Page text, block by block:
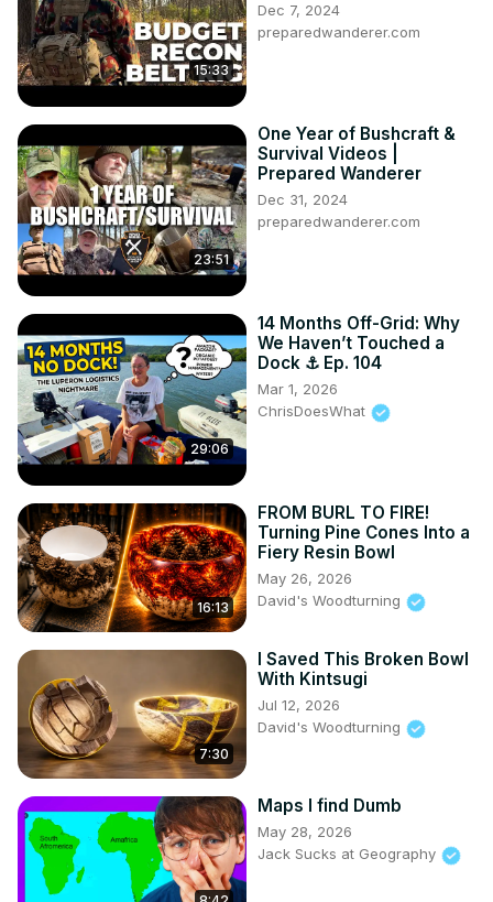
15:33
Dec 7, 2024
preparedwanderer.com
23:51
One Year of Bushcraft &
Survival Videos |
Prepared Wanderer
Dec 31, 2024
preparedwanderer.com
29:06
14 Months Off-Grid: Why
We Haven’t Touched a
Dock ⚓️ Ep. 104
Mar 1, 2026
ChrisDoesWhat
16:13
FROM BURL TO FIRE!
Turning Pine Cones Into a
Fiery Resin Bowl
May 26, 2026
David's Woodturning
7:30
I Saved This Broken Bowl
With Kintsugi
Jul 12, 2026
David's Woodturning
Maps I find Dumb
May 28, 2026
Jack Sucks at Geography